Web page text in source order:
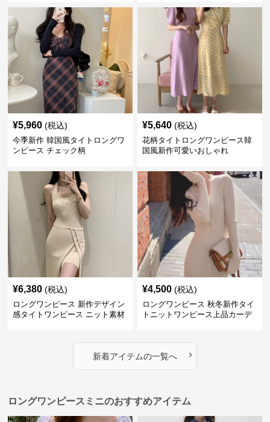
¥5,960 (税込)
今季新作 韓国風タイトロングワ
ンピース チェック柄
¥5,640 (税込)
花柄タイトロングワンピース韓
国風新作可愛いおしゃれ
¥6,380 (税込)
ロングワンピース 新作デザイン
感タイトワンピース ニット素材
¥4,500 (税込)
ロングワンピース 秋冬新作タイ
トニットワンピース上品カーデ
新着アイテムの一覧へ ›
ロングワンピースミニのおすすめアイテム